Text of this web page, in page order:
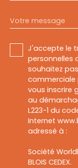
Votre message
J'accepte le
personnelles
souhaitez
commerciale
vous inscrire
au
L223-1 du
Internet
adressé à :
Société
BLOIS CEDEX.